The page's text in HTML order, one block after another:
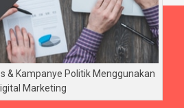
Tentang Kami
2026 - All rights reserved
& Kampanye Politik Menggunakan
Marketing